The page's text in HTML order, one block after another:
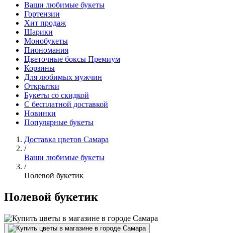
Ваши любимые букеты
Гортензии
Хит продаж
Шарики
Монобукеты
Пиономания
Цветочные боксы Премиум
Корзины
Для любимых мужчин
Открытки
Букеты со скидкой
С бесплатной доставкой
Новинки
Популярные букеты
Доставка цветов Самара
/
Ваши любимые букеты
/
Полевой букетик
Полевой букетик